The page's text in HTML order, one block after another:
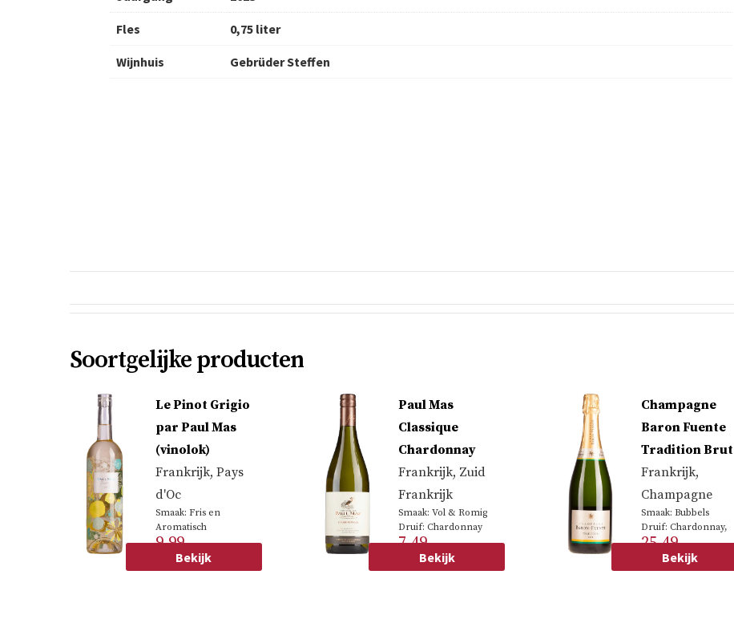
Fles 0,75 liter
Wijnhuis Gebrüder Steffen
Soortgelijke producten
Le Pinot Grigio
par Paul Mas
(vinolok)
Frankrijk, Pays
d'Oc
Smaak: Fris en
Aromatisch
Druif: Pinot gris
9.99
Bekijk
Paul Mas
Classique
Chardonnay
Frankrijk, Zuid
Frankrijk
Smaak: Vol & Romig
Druif: Chardonnay
7.49
Bekijk
Champagne
Baron Fuente
Tradition Brut
Frankrijk,
Champagne
Smaak: Bubbels
Druif: Chardonnay,
Pinot meunier
25.49
Bekijk